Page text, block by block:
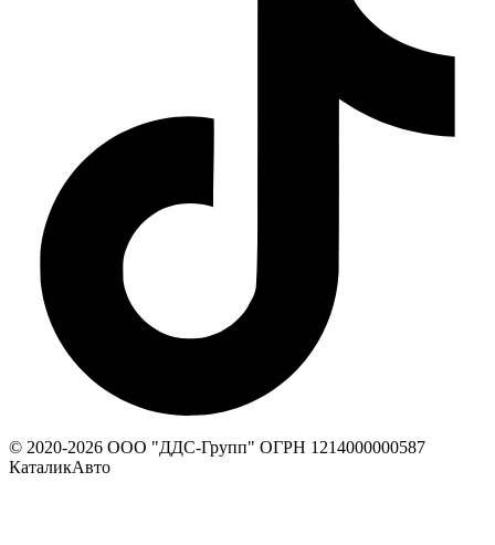
© 2020-2026 ООО "ДДС-Групп" ОГРН 1214000000587
КаталикАвто